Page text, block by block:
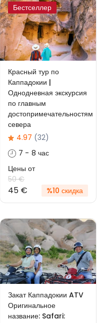
Бестселлер
Красный тур по
Каппадокии |
Однодневная экскурсия
по главным
достопримечательностям
севера
4.97 (32)
7 - 8 час
Цены от
50 €
45 € %10 скидка
Закат Каппадокии ATV
Оригинальное
название: Safari: